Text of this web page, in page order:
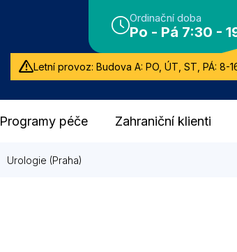
Ordinační doba
Po - Pá 7:30 -
Letní provoz: Budova A: PO, ÚT, ST, PÁ: 8-
Programy péče Zahraniční klienti
Urologie (Praha)